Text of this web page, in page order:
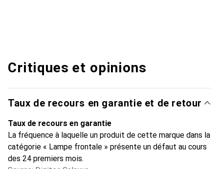
Critiques et opinions
Taux de recours en garantie et de retour
Taux de recours en garantie
La fréquence à laquelle un produit de cette marque dans la
catégorie « Lampe frontale » présente un défaut au cours
des 24 premiers mois.